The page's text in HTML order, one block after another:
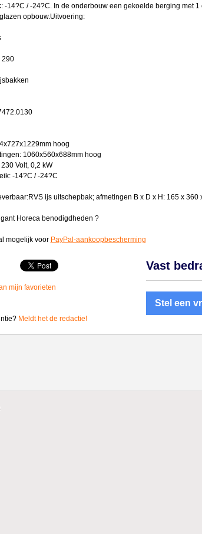
-14?C / -24?C. In de onderbouw een gekoelde berging met
opbouw.Uitvoering:
290
hoog
1060x560x688mm hoog
Volt, 0,2 kW
-14?C / -24?C
ijs uitschepbak; afmetingen B x D x H: 165 x
Horeca benodigdheden ?
mogelijk voor PayPal-aankoopbescherming
mijn favorieten
Vast
Stel een
Meldt het de redactie!